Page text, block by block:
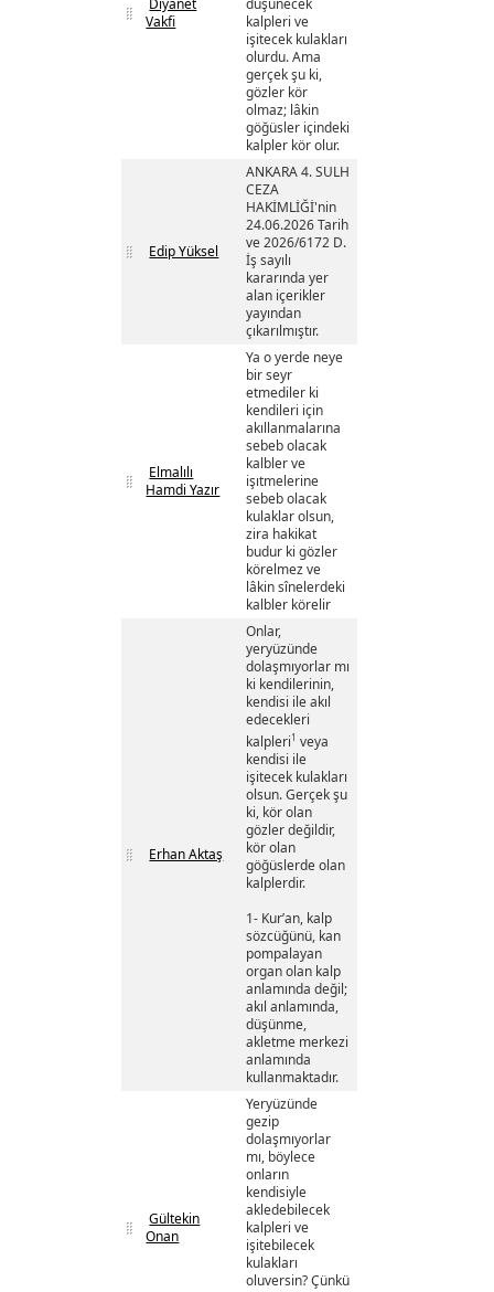
Diyanet
Vakfi
düşünecek
kalpleri ve
işitecek kulakları
olurdu. Ama
gerçek şu ki,
gözler kör
olmaz; lâkin
göğüsler içindeki
kalpler kör olur.
Edip Yüksel
ANKARA 4. SULH
CEZA
HAKİMLİĞİ'nin
24.06.2026 Tarih
ve 2026/6172 D.
İş sayılı
kararında yer
alan içerikler
yayından
çıkarılmıştır.
Elmalılı
Hamdi Yazır
Ya o yerde neye
bir seyr
etmediler ki
kendileri için
akıllanmalarına
sebeb olacak
kalbler ve
işıtmelerine
sebeb olacak
kulaklar olsun,
zira hakikat
budur ki gözler
körelmez ve
lâkin sînelerdeki
kalbler körelir
Erhan Aktaş
Onlar,
yeryüzünde
dolaşmıyorlar mı
ki kendilerinin,
kendisi ile akıl
edecekleri
kalpleri1 veya
kendisi ile
işitecek kulakları
olsun. Gerçek şu
ki, kör olan
gözler değildir,
kör olan
göğüslerde olan
kalplerdir.
1- Kur’an, kalp
sözcüğünü, kan
pompalayan
organ olan kalp
anlamında değil;
akıl anlamında,
düşünme,
akletme merkezi
anlamında
kullanmaktadır.
Gültekin
Onan
Yeryüzünde
gezip
dolaşmıyorlar
mı, böylece
onların
kendisiyle
akledebilecek
kalpleri ve
işitebilecek
kulakları
oluversin? Çünkü